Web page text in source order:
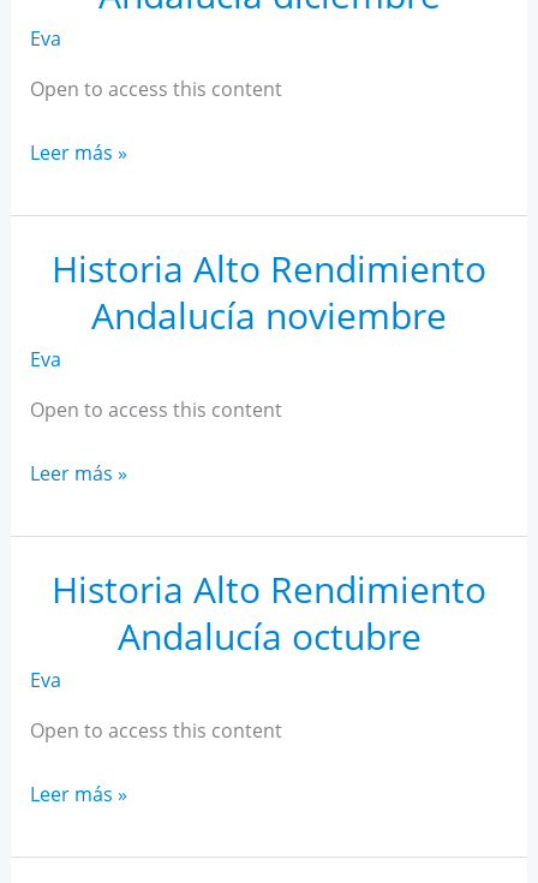
Eva
Open to access this content
Historia
Rendimiento
Andalucía
diciembre
Leer más »
Historia Alto Rendimiento
Andalucía noviembre
Eva
Open to access this content
Historia
Rendimiento
Andalucía
noviembre
Leer más »
Historia Alto Rendimiento
Andalucía octubre
Eva
Open to access this content
Historia
Rendimiento
Leer más »